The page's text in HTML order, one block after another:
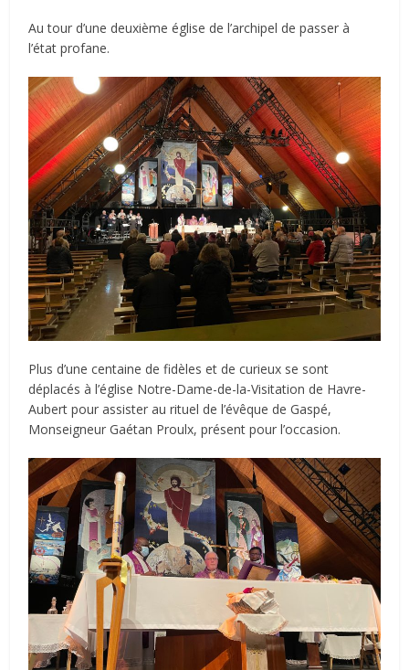
Au tour d’une deuxième église de l’archipel de passer à
l’état profane.
Plus d’une centaine de fidèles et de curieux se sont
déplacés à l’église Notre-Dame-de-la-Visitation de Havre-
Aubert pour assister au rituel de l’évêque de Gaspé,
Monseigneur Gaétan Proulx, présent pour l’occasion.